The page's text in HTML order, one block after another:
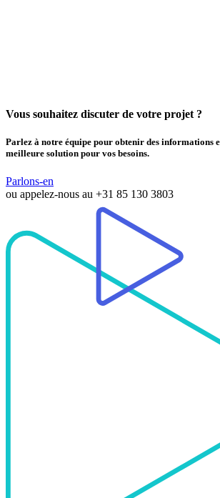
Vous souhaitez discuter de votre projet ?
Parlez à notre équipe pour obtenir des informations
meilleure solution pour vos besoins.
Parlons-en
ou appelez-nous au +31 85 130 3803